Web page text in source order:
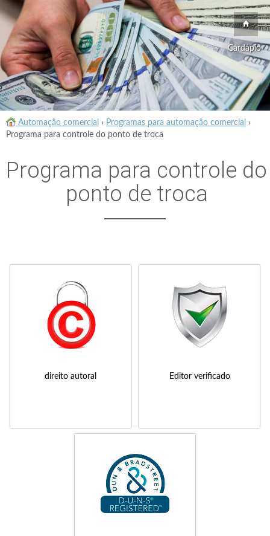
Cardápio
Automação comercial › Programas para automação comercial
›
Programa para controle do ponto de troca
Programa para controle do
ponto de troca
direito autoral Editor verificado